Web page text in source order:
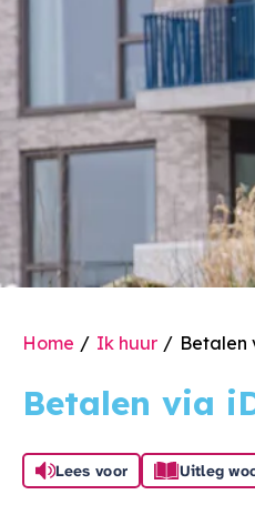
Home Ik huur Betalen
Betalen via
Lees voor Uitleg